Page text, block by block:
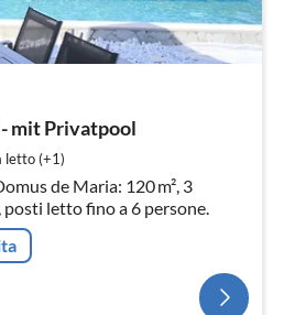
mit Privatpool
letto (+1)
de Maria: 120 m², 3
letto fino a 6 persone.